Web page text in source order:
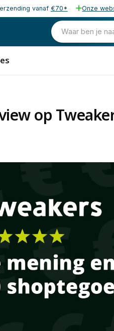
vanaf €70* Onze
Waar ben je
op